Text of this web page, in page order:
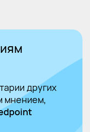
других
мнением,